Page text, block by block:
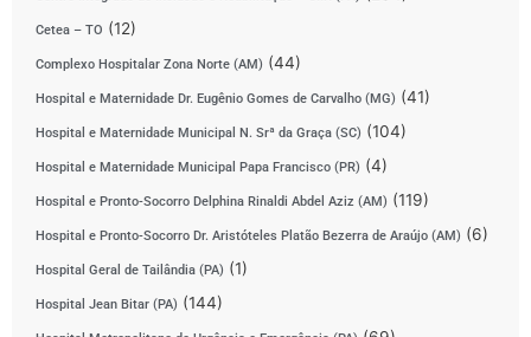
Cetea – TO (12)
Complexo Hospitalar Zona Norte (AM) (44)
Hospital e Maternidade Dr. Eugênio Gomes de Carvalho (MG) (41)
Hospital e Maternidade Municipal N. Srª da Graça (SC) (104)
Hospital e Maternidade Municipal Papa Francisco (PR) (4)
Hospital e Pronto-Socorro Delphina Rinaldi Abdel Aziz (AM) (119)
Hospital e Pronto-Socorro Dr. Aristóteles Platão Bezerra de Araújo (AM) (6)
Hospital Geral de Tailândia (PA) (1)
Hospital Jean Bitar (PA) (144)